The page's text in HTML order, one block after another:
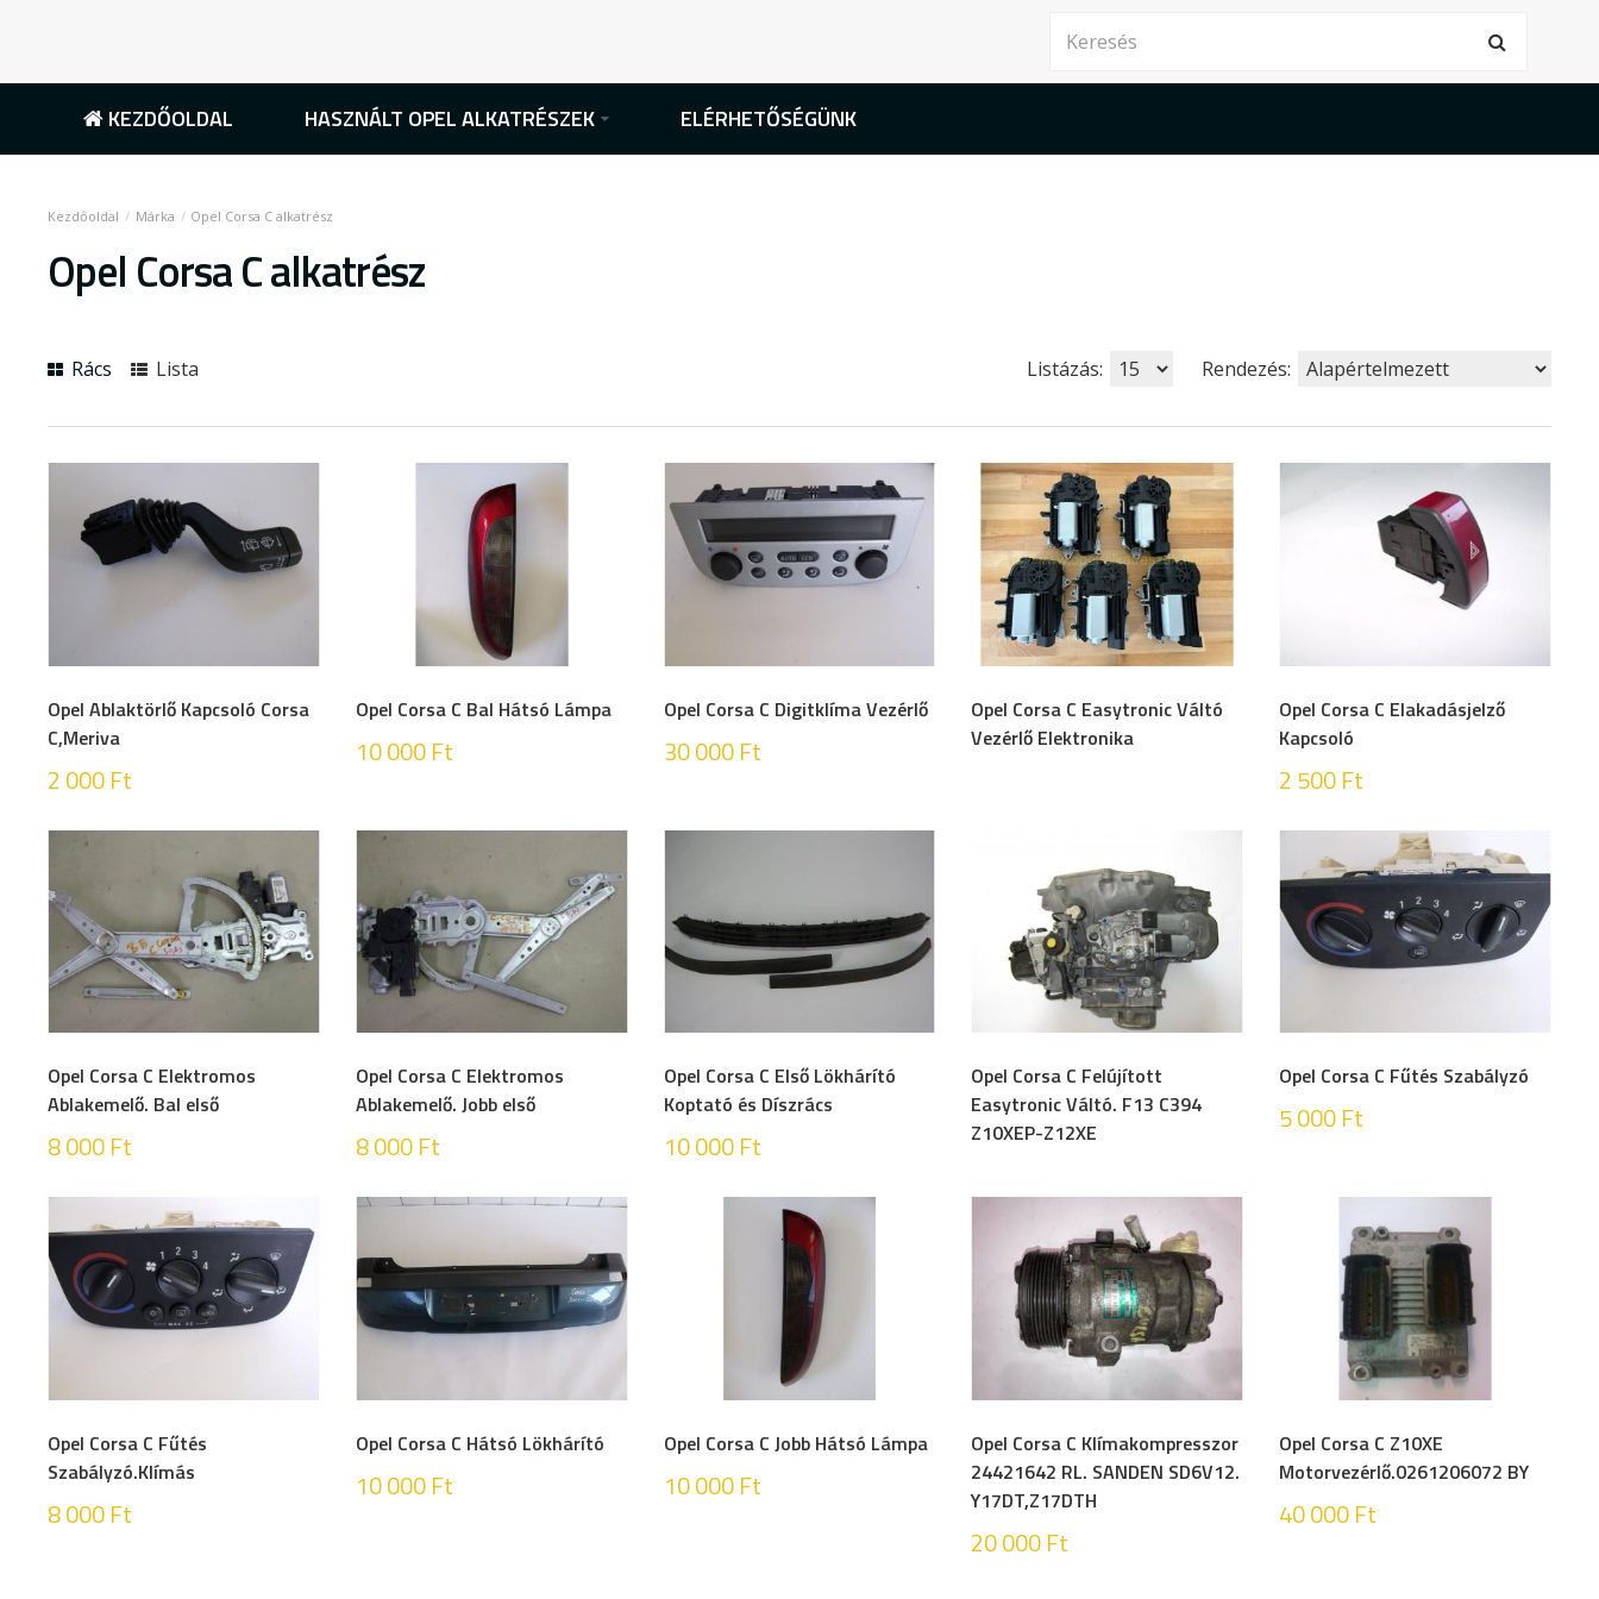
KEZDŐOLDAL HASZNÁLT OPEL ALKATRÉSZEK ELÉRHETŐSÉGÜNK
Márka Opel Corsa C alkatrész
Opel Corsa C alkatrész
Rács Lista Listázás: Rendezés:
Opel Ablaktörlő Kapcsoló Corsa
C,Meriva
2 000Ft
Opel Corsa C Bal Hátsó Lámpa
10 000Ft
Opel Corsa C Digitklíma Vezérlő
30 000Ft
Opel Corsa C Easytronic Váltó
Vezérlő Elektronika
Opel Corsa C Elakadásjelző
Kapcsoló
2 500Ft
Opel Corsa C Elektromos
Ablakemelő. Bal első
8 000Ft
Opel Corsa C Elektromos
Ablakemelő. Jobb első
8 000Ft
Opel Corsa C Első Lökhárító
Koptató és Díszrács
10 000Ft
Opel Corsa C Felújított
Easytronic Váltó. F13 C394
Z10XEP-Z12XE
Opel Corsa C Fűtés Szabályzó
5 000Ft
Opel Corsa C Fűtés
Szabályzó.Klímás
8 000Ft
Opel Corsa C Hátsó Lökhárító
10 000Ft
Opel Corsa C Jobb Hátsó Lámpa
10 000Ft
Opel Corsa C Klímakompresszor
24421642 RL. SANDEN SD6V12.
Y17DT,Z17DTH
20 000Ft
Opel Corsa C Z10XE
Motorvezérlő.0261206072 BY
40 000Ft